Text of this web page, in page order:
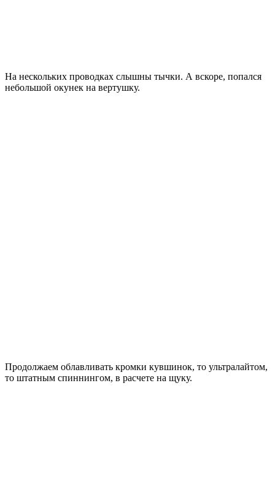
На нескольких проводках слышны тычки. А вскоре, попался
небольшой окунек на вертушку.
Продолжаем облавливать кромки кувшинок, то ультралайтом,
то штатным спиннингом, в расчете на щуку.